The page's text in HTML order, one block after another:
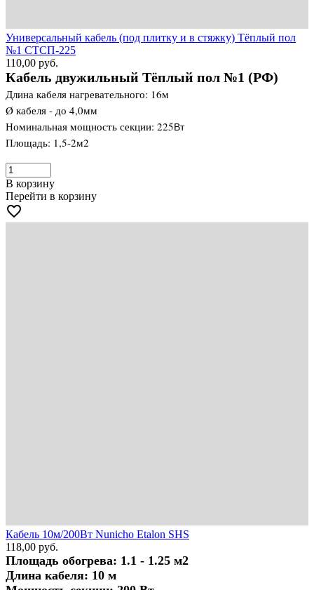
Универсальный кабель (под плитку и в стяжку) Тёплый пол
№1 СТСП-225
110,00 руб.
Кабель двужильный Тёплый пол №1 (РФ)
Длина кабеля нагревательного: 16м
Ø кабеля - до 4,0мм
Номинальная мощность секции: 225Вт
Площадь: 1,5-2м2
В корзину
Перейти в корзину
favorite_border
Кабель 10м/200Вт Nunicho Etalon SHS
118,00 руб.
Площадь обогрева: 1.1 - 1.25 м2
Длина кабеля: 10 м